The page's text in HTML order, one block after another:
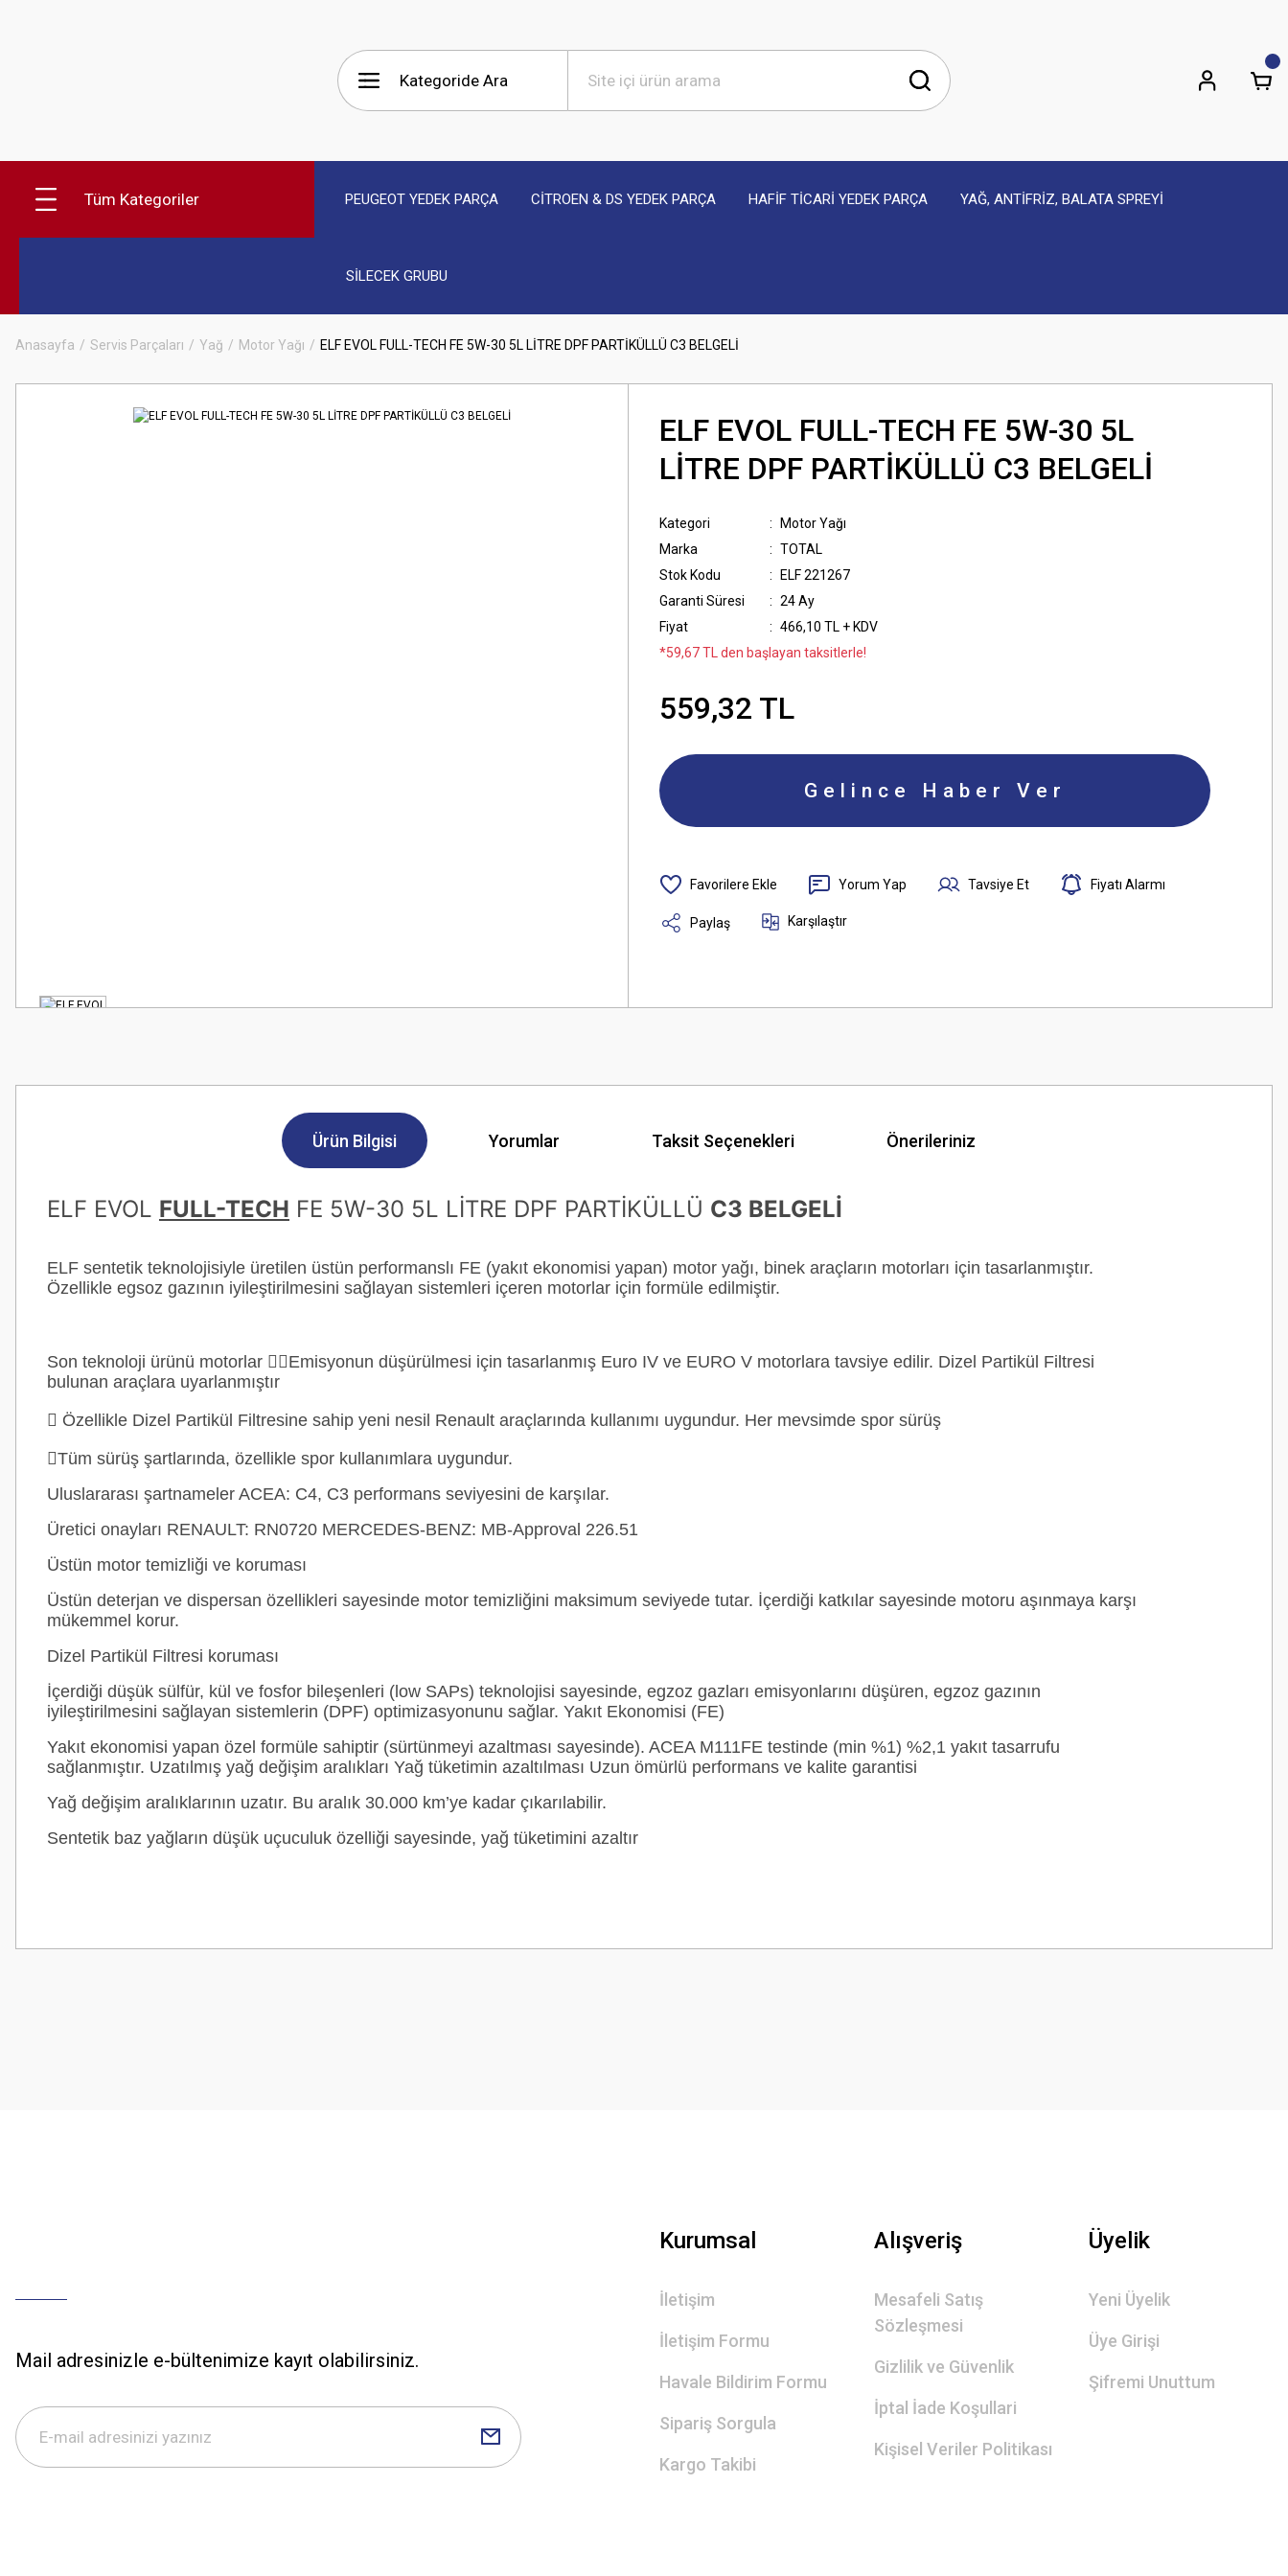
Tüm Kategoriler PEUGEOT YEDEK PARÇA CİTROEN & DS YEDEK PARÇA HAFİF TİCARİ YEDEK PARÇA YAĞ, ANTİFRİZ, BALATA SPREYİ
SİLECEK GRUBU
Anasayfa Servis Parçaları Yağ Motor Yağı ELF EVOL FULL-TECH FE 5W-30 5L LİTRE DPF PARTİKÜLLÜ C3 BELGELİ
ELF EVOL FULL-TECH FE 5W-30 5L
LİTRE DPF PARTİKÜLLÜ C3 BELGELİ
Kategori
Motor Yağı
Marka
TOTAL
Stok Kodu
ELF 221267
Garanti Süresi
24 Ay
Fiyat
466,10 TL + KDV
*59,67 TL den başlayan taksitlerle!
559,32 TL
Gelince Haber Ver
Yorum Yap Tavsiye Et Fiyatı Alarmı
Paylaş Karşılaştır
Ürün Bilgisi Yorumlar Taksit Seçenekleri Önerileriniz
ELF EVOL FULL-TECH FE 5W-30 5L LİTRE DPF PARTİKÜLLÜ C3 BELGELİ
ELF sentetik teknolojisiyle üretilen üstün performanslı FE (yakıt ekonomisi yapan) motor yağı, binek araçların motorları için tasarlanmıştır.
Özellikle egsoz gazının iyileştirilmesini sağlayan sistemleri içeren motorlar için formüle edilmiştir.
Son teknoloji ürünü motorlar Emisyonun düşürülmesi için tasarlanmış Euro IV ve EURO V motorlara tavsiye edilir. Dizel Partikül Filtresi
bulunan araçlara uyarlanmıştır
 Özellikle Dizel Partikül Filtresine sahip yeni nesil Renault araçlarında kullanımı uygundur. Her mevsimde spor sürüş
Tüm sürüş şartlarında, özellikle spor kullanımlara uygundur.
Uluslararası şartnameler ACEA: C4, C3 performans seviyesini de karşılar.
Üretici onayları RENAULT: RN0720 MERCEDES-BENZ: MB-Approval 226.51
Üstün motor temizliği ve koruması
Üstün deterjan ve dispersan özellikleri sayesinde motor temizliğini maksimum seviyede tutar. İçerdiği katkılar sayesinde motoru aşınmaya karşı
mükemmel korur.
Dizel Partikül Filtresi koruması
İçerdiği düşük sülfür, kül ve fosfor bileşenleri (low SAPs) teknolojisi sayesinde, egzoz gazları emisyonlarını düşüren, egzoz gazının
iyileştirilmesini sağlayan sistemlerin (DPF) optimizasyonunu sağlar. Yakıt Ekonomisi (FE)
Yakıt ekonomisi yapan özel formüle sahiptir (sürtünmeyi azaltması sayesinde). ACEA M111FE testinde (min %1) %2,1 yakıt tasarrufu
sağlanmıştır. Uzatılmış yağ değişim aralıkları Yağ tüketimin azaltılması Uzun ömürlü performans ve kalite garantisi
Yağ değişim aralıklarının uzatır. Bu aralık 30.000 km’ye kadar çıkarılabilir.
Sentetik baz yağların düşük uçuculuk özelliği sayesinde, yağ tüketimini azaltır
Görüş ve önerileriniz için teşekkür ederiz.
Mail adresinizle e-bültenimize kayıt olabilirsiniz.
Kurumsal
İletişim
İletişim Formu
Havale Bildirim Formu
Sipariş Sorgula
Kargo Takibi
Alışveriş
Mesafeli Satış
Sözleşmesi
Gizlilik ve Güvenlik
İptal İade Koşullari
Kişisel Veriler Politikası
Üyelik
Yeni Üyelik
Üye Girişi
Şifremi Unuttum